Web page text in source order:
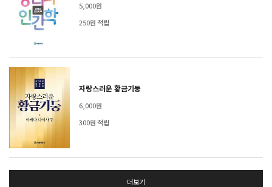
5,000원
250원 적립
자랑스러운 황금기둥
6,000원
300원 적립
더보기